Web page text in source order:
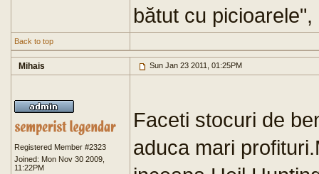
bătut cu
Back to top
Mihais Sun Jan 23 2011, 01:25PM
Registered Member #2323
Joined: Mon Nov 30 2009,
11:22PM
Faceti stocuri de
aduca mari